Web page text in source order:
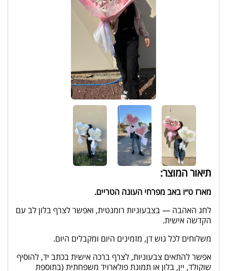
תיאור המוצר:
מארז ט״ו באב מפרחי העונה הטריים.
לחג האהבה — בצבעוניות רומנטית, ואפשר לצרף בלון לב עם
הקדשה אישית.
משלוחים לכל גוש דן, מזמינים היום ומקבלים היום.
אפשר להתאים צבעוניות, לצרף ברכה אישית בכתב יד, להוסיף
שוקולד, יין, בלון או תמונת פולארויד משפחתית (בתוספת